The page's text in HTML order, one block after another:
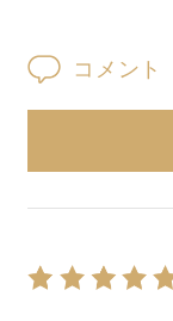
コメント